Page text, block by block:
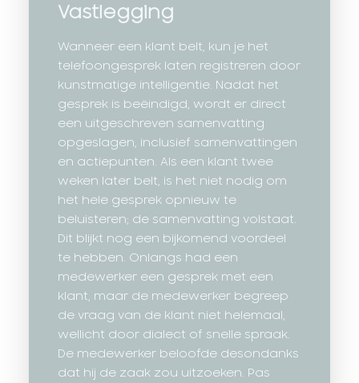
Vastlegging
Wanneer een klant belt, kun je het
telefoongesprek laten registreren door
kunstmatige intelligentie. Nadat het
gesprek is beëindigd, wordt er direct
een uitgeschreven samenvatting
opgeslagen, inclusief samenvattingen
en actiepunten. Als een klant twee
weken later belt, is het niet nodig om
het hele gesprek opnieuw te
beluisteren; de samenvatting volstaat.
Dit blijkt nog een bijkomend voordeel
te hebben. Onlangs had een
medewerker een gesprek met een
klant, maar de medewerker begreep
de vraag van de klant niet helemaal,
wellicht door dialect of snelle spraak.
De medewerker beloofde desondanks
dat hij de zaak zou uitzoeken. Pas